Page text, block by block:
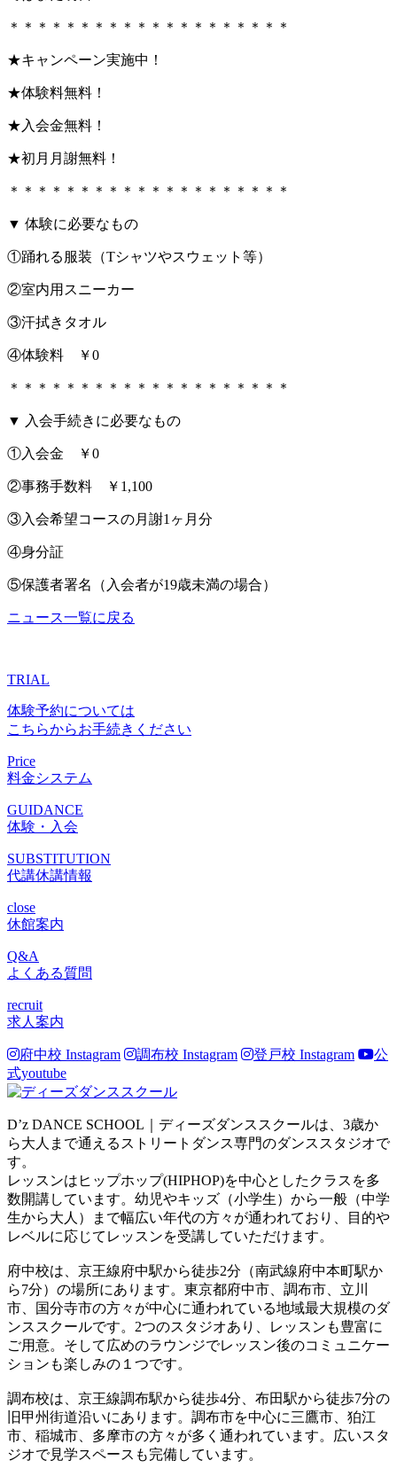
＊＊＊＊＊＊＊＊＊＊＊＊＊＊＊＊＊＊＊＊
★キャンペーン実施中！
★体験料無料！
★入会金無料！
★初月月謝無料！
＊＊＊＊＊＊＊＊＊＊＊＊＊＊＊＊＊＊＊＊
▼ 体験に必要なもの
①踊れる服装（Tシャツやスウェット等）
②室内用スニーカー
③汗拭きタオル
④体験料 ￥0
＊＊＊＊＊＊＊＊＊＊＊＊＊＊＊＊＊＊＊＊
▼ 入会手続きに必要なもの
①入会金 ￥0
②事務手数料 ￥1,100
③入会希望コースの月謝1ヶ月分
④身分証
⑤保護者署名（入会者が19歳未満の場合）
ニュース一覧に戻る
TRIAL
体験予約については
こちらからお手続きください
Price
料金システム
GUIDANCE
体験・入会
SUBSTITUTION
代講休講情報
close
休館案内
Q&A
よくある質問
recruit
求人案内
府中校 Instagram 調布校 Instagram 登戸校 Instagram
公
式youtube
D’z DANCE SCHOOL｜ディーズダンススクールは、3歳か
ら大人まで通えるストリートダンス専門のダンススタジオで
す。
レッスンはヒップホップ(HIPHOP)を中心としたクラスを多
数開講しています。幼児やキッズ（小学生）から一般（中学
生から大人）まで幅広い年代の方々が通われており、目的や
レベルに応じてレッスンを受講していただけます。
府中校は、京王線府中駅から徒歩2分（南武線府中本町駅か
ら7分）の場所にあります。東京都府中市、調布市、立川
市、国分寺市の方々が中心に通われている地域最大規模のダ
ンススクールです。2つのスタジオあり、レッスンも豊富に
ご用意。そして広めのラウンジでレッスン後のコミュニケー
ションも楽しみの１つです。
調布校は、京王線調布駅から徒歩4分、布田駅から徒歩7分の
旧甲州街道沿いにあります。調布市を中心に三鷹市、狛江
市、稲城市、多摩市の方々が多く通われています。広いスタ
ジオで見学スペースも完備しています。